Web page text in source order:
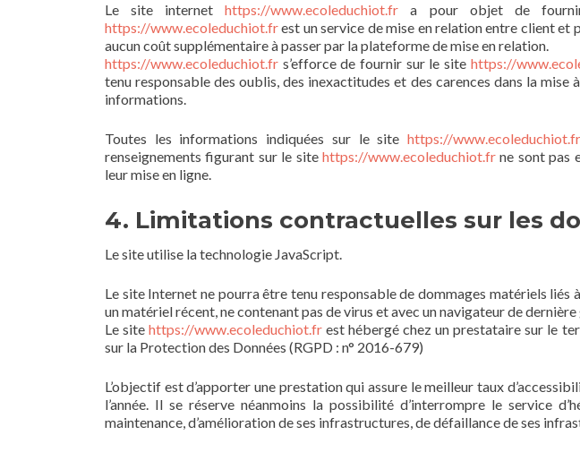
Le site internethttps://www.ecoleduchiot.fr a pour objet de fournir
https://www.ecoleduchiot.frest un service de mise en relation entre client
aucun coût supplémentaire à passer par la plateforme de mise en relation.
https://www.ecoleduchiot.fr s’efforce de fournir sur le site https://
tenu responsable des oublis, des inexactitudes et des carences dans la
informations.
Toutes les informations indiquées sur le sitehttps://www.ecoleduchiot.fr
renseignements figurant sur le site https://www.ecoleduchiot.fr ne sont pas
leur mise en ligne.
4. Limitations contractuelles sur les
Le site utilise la technologie JavaScript.
Le site Internet ne pourra être tenu responsable de dommages matériels liés
un matériel récent, ne contenant pas de virus et avec un navigateur de
Le sitehttps://www.ecoleduchiot.fr est hébergé chez un prestataire sur le
sur la Protection des Données (RGPD : n° 2016-679)
L’objectif est d’apporter une prestation qui assure le meilleur taux
l’année. Il se réserve néanmoins la possibilité d’interrompre le service
maintenance, d’amélioration de ses infrastructures, de défaillance de ses